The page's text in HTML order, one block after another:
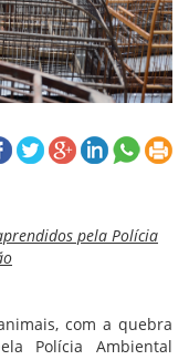
pela Polícia
com a quebra
Polícia Ambiental